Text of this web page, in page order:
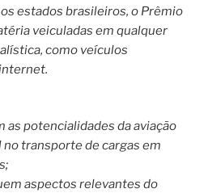
estados brasileiros, o Prêmio
veiculadas em qualquer
como veículos
potencialidades da aviação
transporte de cargas em
aspectos relevantes do